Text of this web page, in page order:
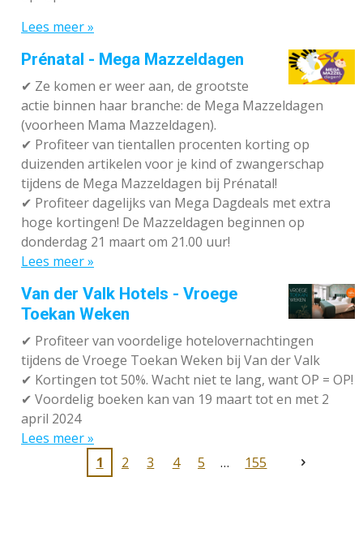
Lees meer »
Prénatal - Mega Mazzeldagen
✔ Ze komen er weer aan, de grootste
actie binnen haar branche: de Mega Mazzeldagen
(voorheen Mama Mazzeldagen).
✔ Profiteer van tientallen procenten korting op
duizenden artikelen voor je kind of zwangerschap
tijdens de Mega Mazzeldagen bij Prénatal!
✔ Profiteer dagelijks van Mega Dagdeals met extra
hoge kortingen! De Mazzeldagen beginnen op
donderdag 21 maart om 21.00 uur!
Lees meer »
Van der Valk Hotels - Vroege
Toekan Weken
✔ Profiteer van voordelige hotelovernachtingen
tijdens de Vroege Toekan Weken bij Van der Valk
✔ Kortingen tot 50%. Wacht niet te lang, want OP = OP!
✔ Voordelig boeken kan van 19 maart tot en met 2
april 2024
Lees meer »
1
2 3 4 5 155